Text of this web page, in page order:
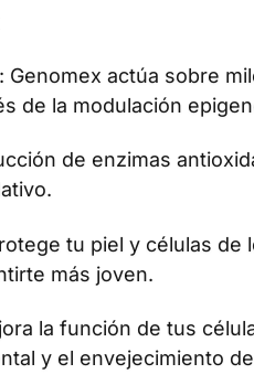
Genomex actúa sobre
de la modulación
de enzimas
tu piel y células de
más joven.
la función de tus
y el envejecimiento